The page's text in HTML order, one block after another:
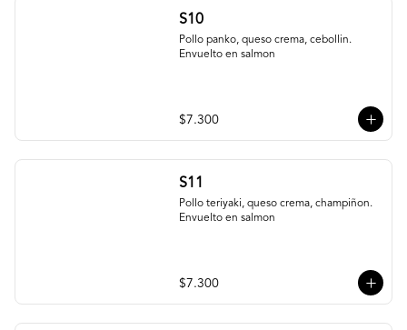
S10
Pollo panko, queso crema, cebollin.
Envuelto en salmon
$7.300
S11
Pollo teriyaki, queso crema, champiñon.
Envuelto en salmon
$7.300